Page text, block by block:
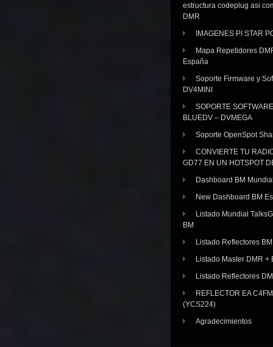
estructura codeplug asi
DMR
IMAGENES PI STAR
Mapa Repetidores
España
Soporte Firmware y
DV4MINI
SOPORTE SOFTWARE
BLUEDV – DVMEGA
Soporte OpenSpot
CONVIERTE TU
GD77 EN UN HOTSPOT
Dashboard BM
New Dashboard BM
Listado Mundial
BM
Listado Reflectores BM
Listado Master DMR +
Listado Reflectores
REFLECTOR EA
(YCS224)
Agradecimientos